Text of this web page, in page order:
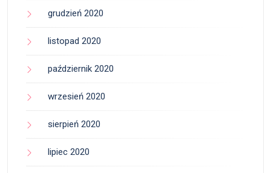
grudzień 2020
listopad 2020
październik 2020
wrzesień 2020
sierpień 2020
lipiec 2020